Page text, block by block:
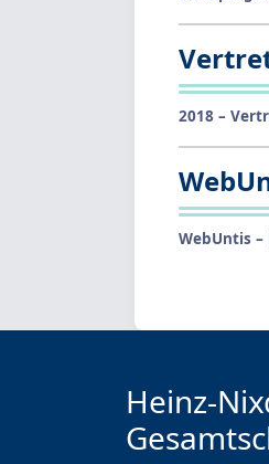
2018 –
WebUntis
Heinz-